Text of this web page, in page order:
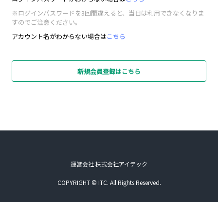
※ログインパスワードを3回間違えると、当日は利用できなくなりま
すのでご注意ください。
アカウント名がわからない場合はこちら
新規会員登録はこちら
運営会社 株式会社アイテック
COPYRIGHT © ITC. All Rights Reserved.